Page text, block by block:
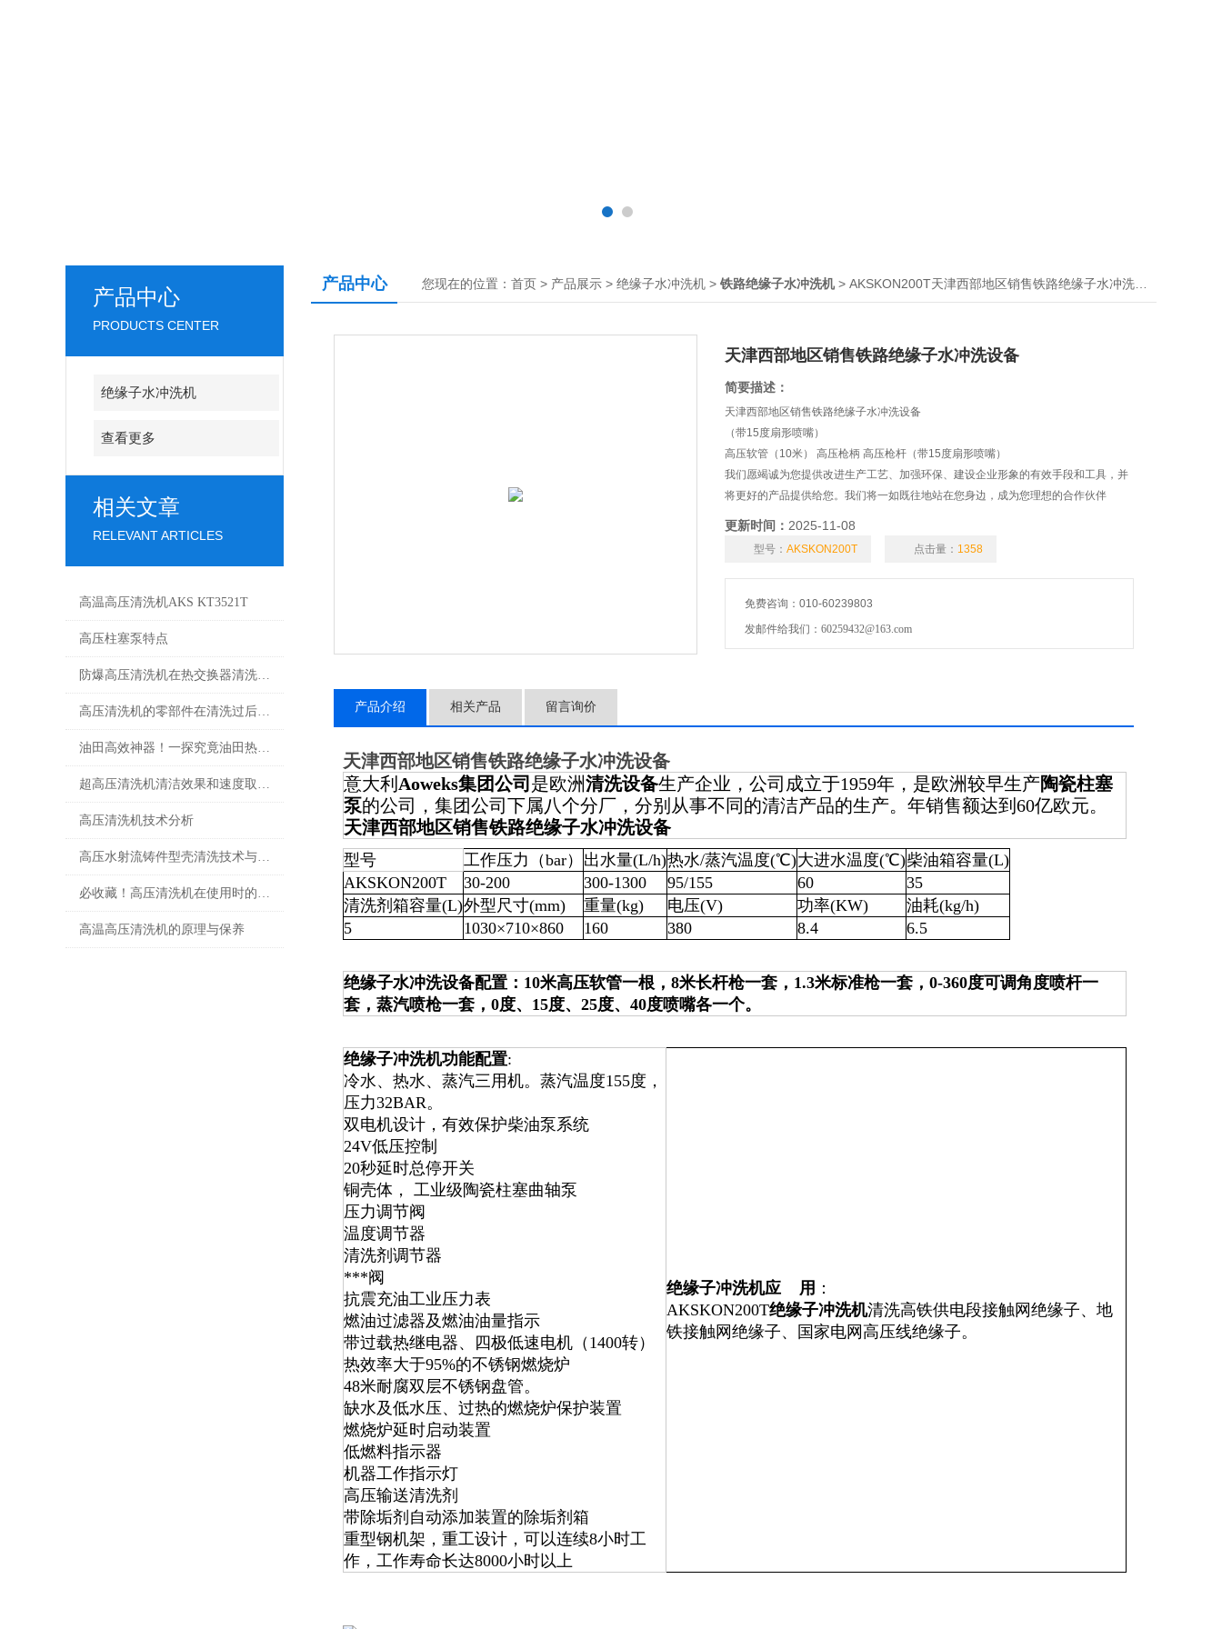
产品中心
PRODUCTS CENTER
绝缘子水冲洗机
查看更多
相关文章
RELEVANT ARTICLES
高温高压清洗机AKS KT3521T
高压柱塞泵特点
防爆高压清洗机在热交换器清洗上的应用
高压清洗机的零部件在清洗过后还需要注意什么
油田高效神器！一探究竟油田热水高压清洗机的核心组件
超高压清洗机清洁效果和速度取决于喷嘴的结构和质量
高压清洗机技术分析
高压水射流铸件型壳清洗技术与其它清洗技术相比的优势
必收藏！高压清洗机在使用时的压力选择参考
高温高压清洗机的原理与保养
产品中心 您现在的位置： 首页 > 产品展示 > 绝缘子水冲洗机 > 铁路绝缘子水冲洗机> AKSKON200T天津西部地区销售铁路绝缘子水冲洗设备
天津西部地区销售铁路绝缘子水冲洗设备
简要描述：
天津西部地区销售铁路绝缘子水冲洗设备
（带15度扇形喷嘴）
高压软管（10米） 高压枪柄 高压枪杆（带15度扇形喷嘴）
我们愿竭诚为您提供改进生产工艺、加强环保、建设企业形象的有效手段和工具，并
将更好的产品提供给您。我们将一如既往地站在您身边，成为您理想的合作伙伴
双电机设计，有效保护柴油泵系统
更新时间： 2025-11-08
型号： AKSKON200T 点击量： 1358
免费咨询：010-60239803
发邮件给我们：60259432@163.com
产品介绍 相关产品 留言询价
天津西部地区销售铁路绝缘子水冲洗设备
意大利 Aoweks集团公司 是欧洲清洗设备生产企业，公司成立于1959年，是欧洲较早生产陶瓷柱塞
泵的公司，集团公司下属八个分厂，分别从事不同的清洁产品的生产。年销售额达到60亿欧元。
天津西部地区销售铁路绝缘子水冲洗设备
型号 工作压力（bar） 出水量(L/h)热水/蒸汽温度(℃)大进水温度(℃)柴油箱容量(L)
AKSKON200T
30-200 300-1300 95/155 60
35
清洗剂箱容量(L)外型尺寸(mm) 重量(kg) 电压(V) 功率(KW)
油耗(kg/h)
5
1030×710×860 160 380 8.4 6.5
绝缘子水冲洗设备配置：10米高压软管一根，8米长杆枪一套，1.3米标准枪一套，0-360度可调角度喷杆一
套，蒸汽喷枪一套，0度、15度、25度、40度喷嘴各一个。
绝缘子冲洗机功能配置:
冷水、热水、蒸汽三用机。蒸汽温度155度，
压力32BAR。
双电机设计，有效保护柴油泵系统
24V低压控制
20秒延时总停开关
铜壳体， 工业级陶瓷柱塞曲轴泵
压力调节阀
温度调节器
清洗剂调节器
***阀
抗震充油工业压力表
燃油过滤器及燃油油量指示
带过载热继电器、四极低速电机（1400转）
热效率大于95%的不锈钢燃烧炉
48米耐腐双层不锈钢盘管。
缺水及低水压、过热的燃烧炉保护装置
燃烧炉延时启动装置
低燃料指示器
机器工作指示灯
高压输送清洗剂
带除垢剂自动添加装置的除垢剂箱
重型钢机架，重工设计，可以连续8小时工
作，工作寿命长达8000小时以上
绝缘子冲洗机应 用 ：
AKSKON200T绝缘子冲洗机清洗高铁供电段接触网绝缘子、地
铁接触网绝缘子、国家电网高压线绝缘子。